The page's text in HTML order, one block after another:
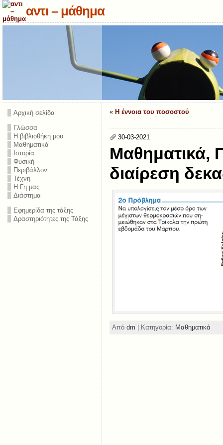
αντι – μάθημα
Αρχική σελίδα
Γλώσσα
Η βιβλιοθήκη μου
Μαθηματικά
Ιστορία
Φυσική
Περιβάλλον
Τέχνη
Η Γη μας
Διάστημα
Εφημερίδα της τάξης
Δραστηριότητες της Τάξης
« Η έννοια του ποσοστού
30-03-2021
Μαθηματικά,
διαίρεση
Από dm | Κατηγορία: Μαθηματικά